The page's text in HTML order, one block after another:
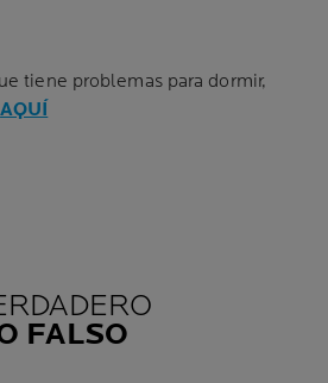
tiene problemas para dormir,
AQUÍ
FALSO